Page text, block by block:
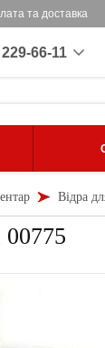
та доставка
66-11
Відра
00775